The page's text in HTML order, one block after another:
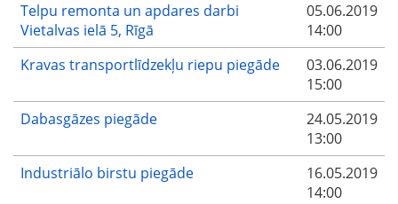
Telpu remonta un apdares darbi
Vietalvas ielā 5, Rīgā
05.06.2019
14:00
Kravas transportlīdzekļu riepu piegāde
03.06.2019
15:00
Dabasgāzes piegāde
24.05.2019
13:00
Industriālo birstu piegāde
16.05.2019
14:00